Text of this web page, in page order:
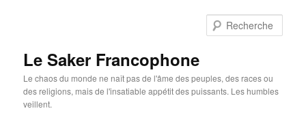
Le Saker Francophone
Le chaos du monde ne naît pas de l'âme des peuples, des races ou
des religions, mais de l'insatiable appétit des puissants. Les humbles
veillent.